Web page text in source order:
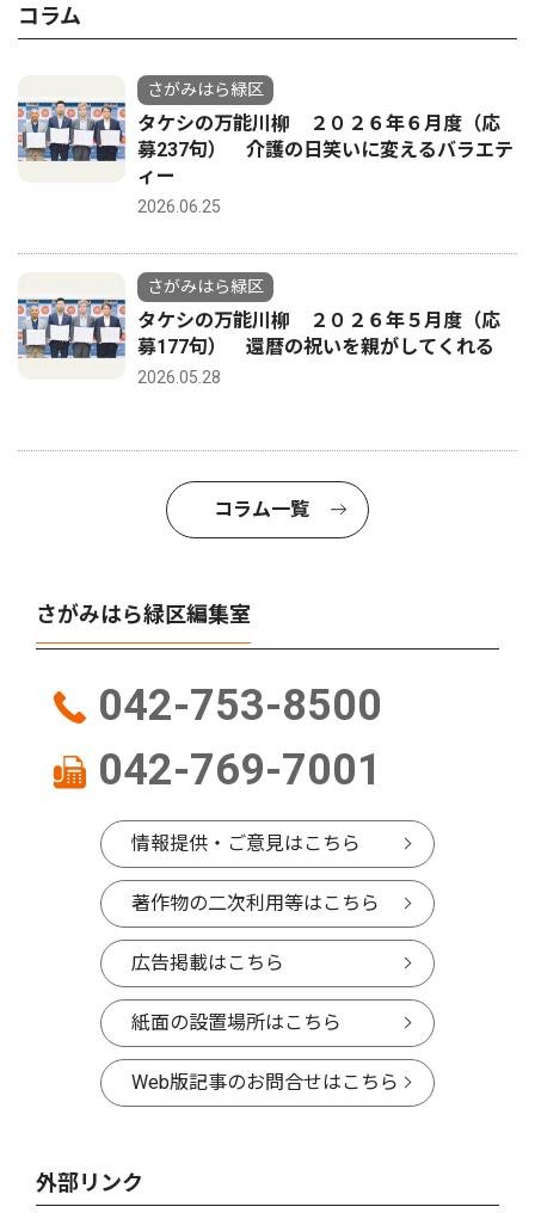
コラム
さがみはら緑区
タケシの万能川柳 ２０２６年６月度（応
募237句） 介護の日笑いに変えるバラエテ
ィー
2026.06.25
さがみはら緑区
タケシの万能川柳 ２０２６年５月度（応
募177句） 還暦の祝いを親がしてくれる
2026.05.28
コラム一覧
さがみはら緑区編集室
042-753-8500
042-769-7001
情報提供・ご意見はこちら
著作物の二次利用等はこちら
広告掲載はこちら
紙面の設置場所はこちら
Web版記事のお問合せはこちら
外部リンク